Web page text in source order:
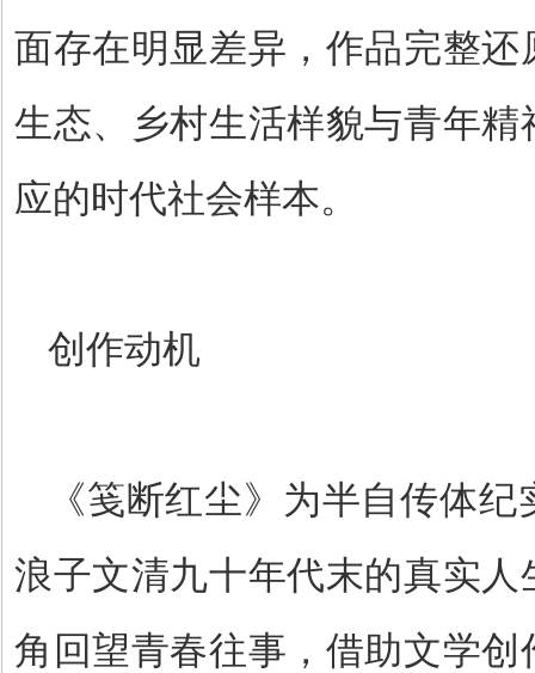
面存在明显差异，作品完整
生态、乡村生活样貌与青年
应的时代社会样本。
创作动机
《笺断红尘》为半自传体
浪子文清九十年代末的真实
角回望青春往事，借助文学